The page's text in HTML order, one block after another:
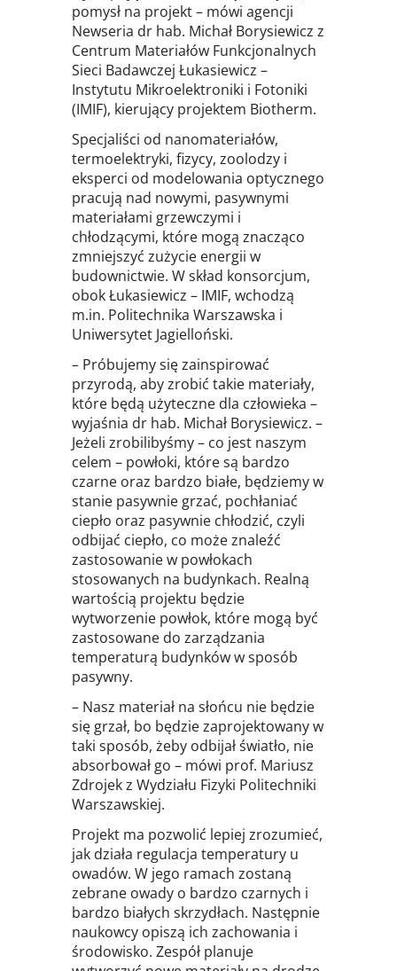
pomysł na projekt – mówi agencji
Newseria dr hab. Michał Borysiewicz z
Centrum Materiałów Funkcjonalnych
Sieci Badawczej Łukasiewicz –
Instytutu Mikroelektroniki i Fotoniki
(IMIF), kierujący projektem Biotherm.
Specjaliści od nanomateriałów,
termoelektryki, fizycy, zoolodzy i
eksperci od modelowania optycznego
pracują nad nowymi, pasywnymi
materiałami grzewczymi i
chłodzącymi, które mogą znacząco
zmniejszyć zużycie energii w
budownictwie. W skład konsorcjum,
obok Łukasiewicz – IMIF, wchodzą
m.in. Politechnika Warszawska i
Uniwersytet Jagielloński.
– Próbujemy się zainspirować
przyrodą, aby zrobić takie materiały,
które będą użyteczne dla człowieka –
wyjaśnia dr hab. Michał Borysiewicz. –
Jeżeli zrobilibyśmy – co jest naszym
celem – powłoki, które są bardzo
czarne oraz bardzo białe, będziemy w
stanie pasywnie grzać, pochłaniać
ciepło oraz pasywnie chłodzić, czyli
odbijać ciepło, co może znaleźć
zastosowanie w powłokach
stosowanych na budynkach. Realną
wartością projektu będzie
wytworzenie powłok, które mogą być
zastosowane do zarządzania
temperaturą budynków w sposób
pasywny.
– Nasz materiał na słońcu nie będzie
się grzał, bo będzie zaprojektowany w
taki sposób, żeby odbijał światło, nie
absorbował go – mówi prof. Mariusz
Zdrojek z Wydziału Fizyki Politechniki
Warszawskiej.
Projekt ma pozwolić lepiej zrozumieć,
jak działa regulacja temperatury u
owadów. W jego ramach zostaną
zebrane owady o bardzo czarnych i
bardzo białych skrzydłach. Następnie
naukowcy opiszą ich zachowania i
środowisko. Zespół planuje